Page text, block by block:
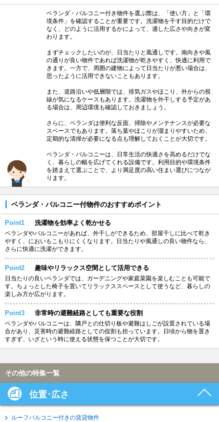
ベランダ・バルコニー付き物件を選ぶ際は、「使い方」と「環
境条件」を確認することが重要です。洗濯物を干す目的だけで
なく、どのように活用するかによって、適した広さや向きが変
わります。
まずチェックしたいのが、日当たりと風通しです。南向きや風
の通りが良い物件であれば洗濯物が乾きやすく、快適に利用で
きます。一方で、周囲の建物によって日当たりが悪い場合は、
思ったように活用できないこともあります。
また、道路沿いや低層階では、排気ガスやほこり、外からの視
線が気になるケースもあります。洗濯物を外干しする予定があ
る場合は、周辺環境も確認しておきましょう。
さらに、ベランダは便利な反面、掃除やメンテナンスが必要な
スペースでもあります。落ち葉やほこりが溜まりやすいため、
定期的な清掃が必要になる点も理解しておくことが大切です。
ベランダ・バルコニーは、日常生活の快適さを高めるだけでな
く、暮らしの幅を広げてくれる設備です。利用目的や環境条件
を踏まえて選ぶことで、より満足度の高い住まい選びにつなが
ります。
ベランダ・バルコニー付物件のおすすめポイント
Point1 洗濯物を効率よく乾かせる
ベランダやバルコニーがあれば、外干しができるため、部屋干しに比べて乾き
やすく、においもこもりにくくなります。日当たりや風通しの良い物件なら、
さらに快適に洗濯ができます。
Point2 趣味やリラックス空間として活用できる
日当たりの良いベランダでは、ガーデニングや家庭菜園を楽しむことも可能で
す。ちょっとした椅子を置いてリラックススペースとして使うなど、暮らしの
楽しみ方が広がります。
Point3 非常時の避難経路としても重要な役割
ベランダやバルコニーは、隣戸との仕切り板や避難はしごが設置されている場
合があり、災害時の避難経路としての役割も担っています。日頃から物を置き
すぎず、いざという時に使える状態を保つことが大切です。
その他の特集一覧
位置･広さ
ルーフバルコニー付きの賃貸物件